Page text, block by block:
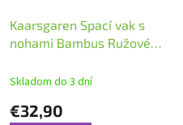
Kaarsgaren Spací vak s
nohami Bambus Ružové
Skladom do 3 dní
€32,90